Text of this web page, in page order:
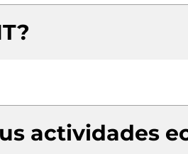
actividades